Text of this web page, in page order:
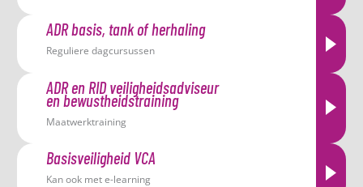
ADR basis, tank of herhaling
Reguliere dagcursussen
ADR en RID veiligheidsadviseur
en bewustheidstraining
Maatwerktraining
Basisveiligheid VCA
Kan ook met e-learning